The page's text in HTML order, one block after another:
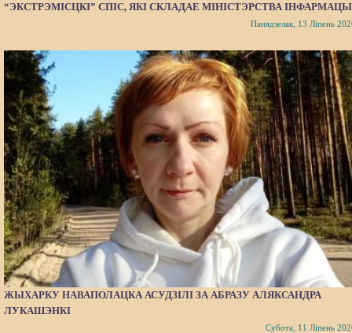
“ЭКСТРЭМІСЦКІ” СПІС, ЯКІ СКЛАДАЕ МІНІСТЭРСТВА
Панядзелак, 13 Ліпень
ЖЫХАРКУ НАВАПОЛАЦКА АСУДЗІЛІ ЗА АБРАЗУ АЛЯКСАНДРА
ЛУКАШЭНКІ
Субота, 11 Ліпень